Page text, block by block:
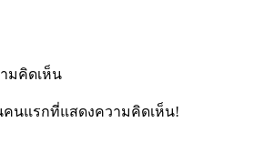
มคิดเห็น
คนแรกที่แสดงความคิดเห็น!